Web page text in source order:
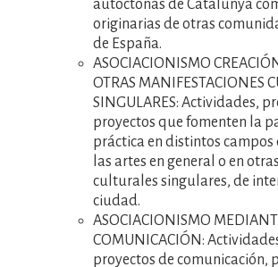
autóctonas de Catalunya
originarias de otras
de España.
ASOCIACIONISMO
OTRAS MANIFESTACIONES
SINGULARES: Actividades,
proyectos que fomenten la
práctica en distintos campos
las artes en general o en
culturales singulares, de
ciudad.
ASOCIACIONISMO
COMUNICACIÓN:
proyectos de comunicación,